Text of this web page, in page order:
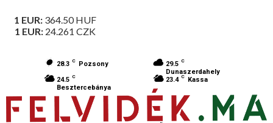
1 EUR: 364.50HUF
1 EUR: 24.261 CZK
28.3 C Pozsony 29.5 C
Dunaszerdahely
24.5 C
Besztercebánya
23.4 C Kassa